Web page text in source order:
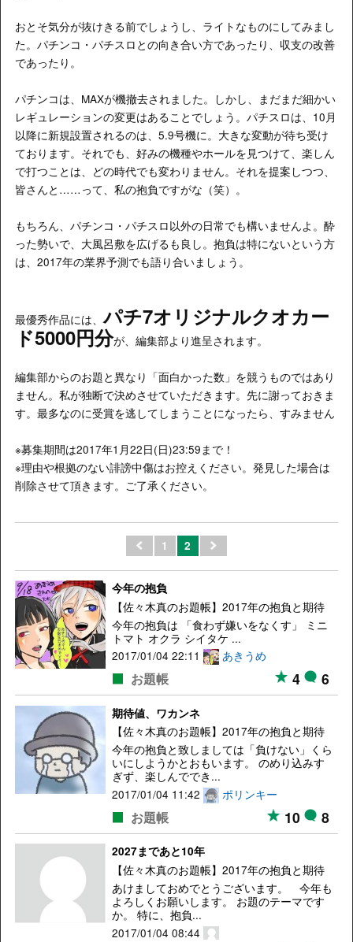
おとそ気分が抜けきる前でしょうし、ライトなものにしてみまし
た。パチンコ・パチスロとの向き合い方であったり、収支の改善
であったり。
パチンコは、MAXが機撤去されました。しかし、まだまだ細かい
レギュレーションの変更はあることでしょう。パチスロは、10月
以降に新規設置されるのは、5.9号機に。大きな変動が待ち受け
ております。それでも、好みの機種やホールを見つけて、楽しん
で打つことは、どの時代でも変わりません。それを提案しつつ、
皆さんと……って、私の抱負ですがな（笑）。
もちろん、パチンコ・パチスロ以外の日常でも構いませんよ。酔
った勢いで、大風呂敷を広げるも良し。抱負は特にないという方
は、2017年の業界予測でも語り合いましょう。
最優秀作品には、パチ7オリジナルクオカー
ド5000円分が、編集部より進呈されます。
編集部からのお題と異なり「面白かった数」を競うものではあり
ません。私が独断で決めさせていただきます。先に謝っておきま
す。最多なのに受賞を逃してしまうことになったら、すみません
※募集期間は2017年1月22日(日)23:59まで！
※理由や根拠のない誹謗中傷はお控えください。発見した場合は
削除させて頂きます。ご了承ください。
1 2
今年の抱負
【佐々木真のお題帳】2017年の抱負と期待
今年の抱負は 「食わず嫌いをなくす」 ミニ
トマト オクラ シイタケ ...
2017/01/04 22:11
あきうめ
お題帳 4 6
期待値、ワカンネ
【佐々木真のお題帳】2017年の抱負と期待
今年の抱負と致しましては「負けない」くら
いにしようかとおもいます。 のめり込みす
ぎず、楽しんででき...
2017/01/04 11:42
ポリンキー
お題帳 10 8
2027まであと10年
【佐々木真のお題帳】2017年の抱負と期待
あけましておめでとうございます。 今年も
よろしくお願いします。 お題のテーマです
か。 特に、抱負...
2017/01/04 08:44